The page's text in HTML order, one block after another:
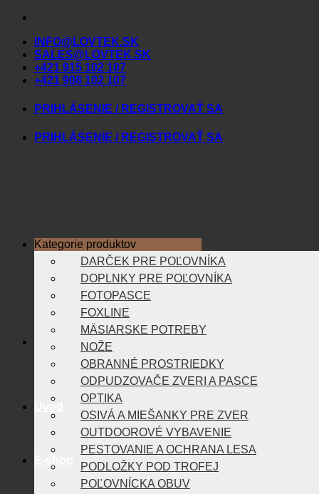
Skip
contentINFO@LOVTEK.SK
SALES@LOVTEK.SK
+421 915 102 107
+421 908 102 107
PRIHLÁSENIE / REGISTROVAŤ SA
PRIHLÁSENIE / REGISTROVAŤ SA
Kategorie produktov
DARČEK PRE POĽOVNÍKA
DOPLNKY PRE POĽOVNÍKA
FOTOPASCE
FOXLINE
MÄSIARSKE POTREBY
NOŽE
OBRANNÉ PROSTRIEDKY
ODPUDZOVAČE ZVERI A PASCE
OPTIKA
OSIVÁ A MIEŠANKY PRE ZVER
OUTDOOROVÉ VYBAVENIE
PESTOVANIE A OCHRANA LESA
PODLOŽKY POD TROFEJ
POĽOVNÍCKA OBUV